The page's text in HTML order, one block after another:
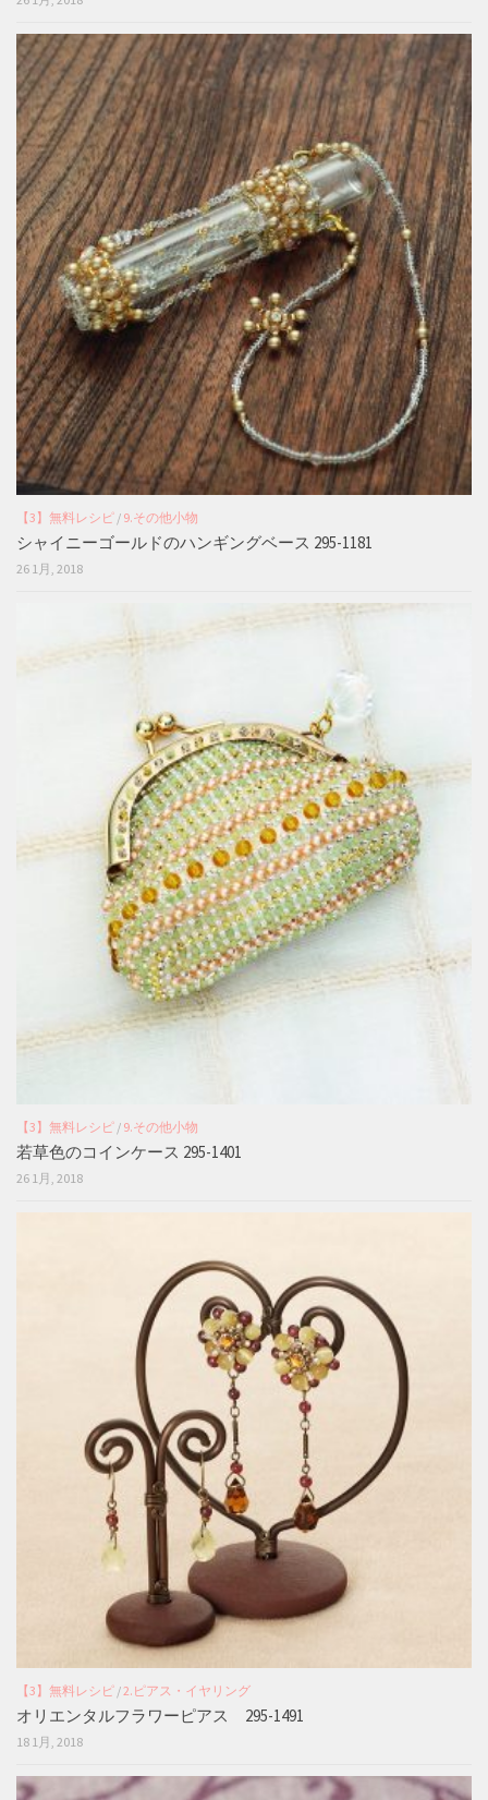
【3】無料レシピ / 9.その他小物
シャイニーゴールドのハンギングベース 295-1181
26 1月, 2018
【3】無料レシピ / 9.その他小物
若草色のコインケース 295-1401
26 1月, 2018
【3】無料レシピ /2.ピアス・イヤリング
オリエンタルフラワーピアス 295-1491
18 1月, 2018